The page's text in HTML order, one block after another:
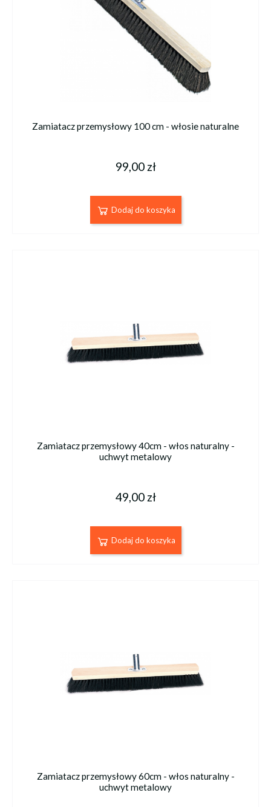
Zamiatacz przemysłowy 100 cm - włosie naturalne
99,00 zł
Dodaj do koszyka
Zamiatacz przemysłowy 40cm - włos naturalny -
uchwyt metalowy
49,00 zł
Dodaj do koszyka
Zamiatacz przemysłowy 60cm - włos naturalny -
uchwyt metalowy